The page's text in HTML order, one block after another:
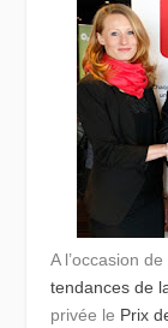
A l’occasion
tendances de
privée le Prix